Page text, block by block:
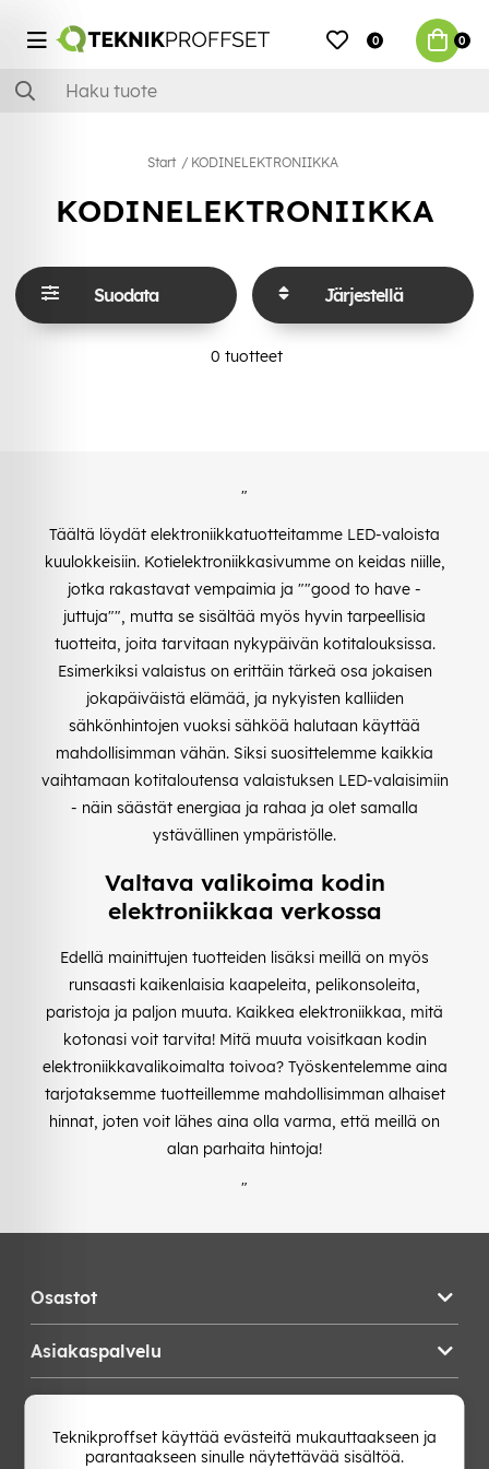
0 0
Start KODINELEKTRONIIKKA
KODINELEKTRONIIKKA
Suodata Järjestellä
0 tuotteet
"
Täältä löydät elektroniikkatuotteitamme LED-valoista
kuulokkeisiin. Kotielektroniikkasivumme on keidas niille,
jotka rakastavat vempaimia ja ""good to have -
juttuja"", mutta se sisältää myös hyvin tarpeellisia
tuotteita, joita tarvitaan nykypäivän kotitalouksissa.
Esimerkiksi valaistus on erittäin tärkeä osa jokaisen
jokapäiväistä elämää, ja nykyisten kalliiden
sähkönhintojen vuoksi sähköä halutaan käyttää
mahdollisimman vähän. Siksi suosittelemme kaikkia
vaihtamaan kotitaloutensa valaistuksen LED-valaisimiin
- näin säästät energiaa ja rahaa ja olet samalla
ystävällinen ympäristölle.
Valtava valikoima kodin
elektroniikkaa verkossa
Edellä mainittujen tuotteiden lisäksi meillä on myös
runsaasti kaikenlaisia kaapeleita, pelikonsoleita,
paristoja ja paljon muuta. Kaikkea elektroniikkaa, mitä
kotonasi voit tarvita! Mitä muuta voisitkaan kodin
elektroniikkavalikoimalta toivoa? Työskentelemme aina
tarjotaksemme tuotteillemme mahdollisimman alhaiset
hinnat, joten voit lähes aina olla varma, että meillä on
alan parhaita hintoja!
"
Osastot
Asiakaspalvelu
Vaihda Maa
Teknikproffset käyttää evästeitä mukauttaakseen ja
parantaakseen sinulle näytettävää sisältöä.